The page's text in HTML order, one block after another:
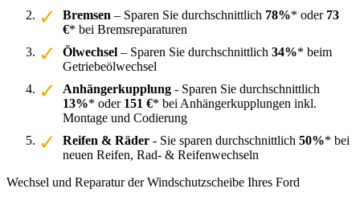
Bremsen – Sparen Sie durchschnittlich 78%* oder 73
€* bei Bremsreparaturen
Ölwechsel – Sparen Sie durchschnittlich 34%* beim
Getriebeölwechsel
Anhängerkupplung - Sparen Sie durchschnittlich
13%* oder 151 €* bei Anhängerkupplungen inkl.
Montage und Codierung
Reifen & Räder - Sie sparen durchschnittlich 50%* bei
neuen Reifen, Rad- & Reifenwechseln
Wechsel und Reparatur der Windschutzscheibe Ihres Ford